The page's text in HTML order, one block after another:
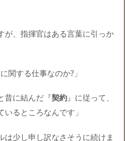
が、指揮官はある言葉に引っか
関する仕事なのか?」
昔に結んだ『契約』に従って、
るところなんです」
は少し申し訳なさそうに続けま